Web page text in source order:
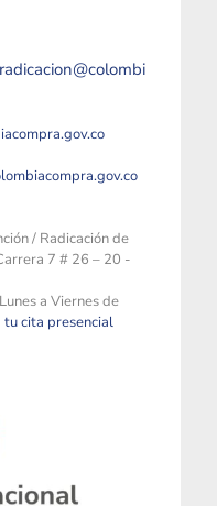
/ Radicación de
7 # 26 – 20 -
a Viernes de
tu cita presencial